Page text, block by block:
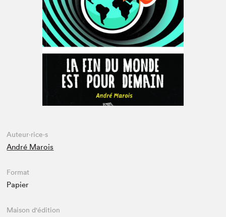
Espace enseignant·e·s
Espace pro
Auteur·rice·s
André Marois
Format
Papier
Maison d'édition